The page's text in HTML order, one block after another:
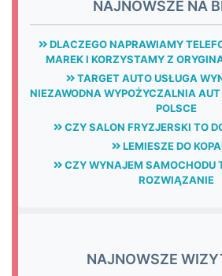
NAJNOWSZE NA
DLACZEGO NAPRAWIAMY
MAREK I KORZYSTAMY Z
TARGET AUTO USŁUGA
NIEZAWODNA WYPOŻYCZALNIA
POLSCE
CZY SALON FRYZJERSKI TO
LEMIESZE DO
CZY WYNAJEM SAMOCHODU
ROZWIĄZANIE
NAJNOWSZE